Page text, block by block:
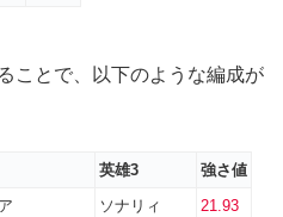
ことで、以下のような編成が
英雄3
強さ値
ソナリィ 21.93